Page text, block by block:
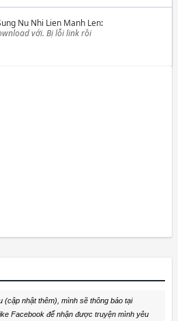
Nu Nhi Lien Manh Len:
với. Bị lỗi link rồi
(cập nhật thêm), mình sẽ thông báo tại
Facebook để nhận được truyện mình yêu